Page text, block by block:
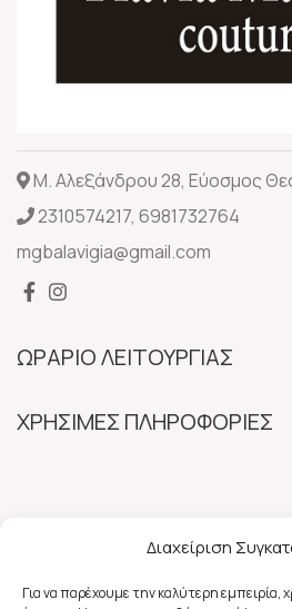
Διαχείριση
Για να παρέχουμε την καλύτερη εμπειρία,
Μ. Αλεξάνδρου 28, Εύοσμος
2310574217, 6981732764
mgbalavigia@gmail.com
ΩΡΑΡΙΟ ΛΕΙΤΟΥΡΓΙΑΣ
ΧΡΗΣΙΜΕΣ ΠΛΗΡΟΦΟΡΙΕΣ